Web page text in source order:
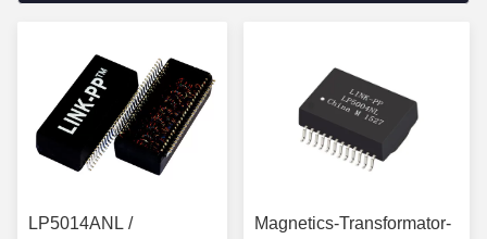
LP5014ANL /
Magnetics-Transformator-